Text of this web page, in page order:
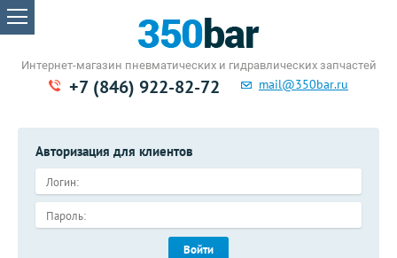
Интернет-магазин пневматическихи гидравлических запчастей
+7 (846) 922-82-72 mail@350bar.ru
Авторизация для клиентов
Войти